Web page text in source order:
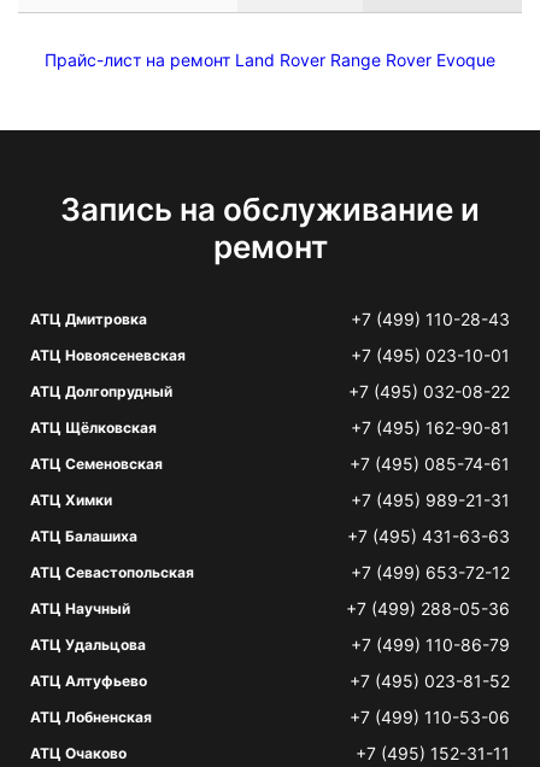
Прайс-лист на ремонт Land Rover Range Rover Evoque
Запись на обслуживание и
ремонт
АТЦ Дмитровка +7 (499) 110-28-43
АТЦ Новоясеневская +7 (495) 023-10-01
АТЦ Долгопрудный +7 (495) 032-08-22
АТЦ Щёлковская +7 (495) 162-90-81
АТЦ Семеновская +7 (495) 085-74-61
АТЦ Химки +7 (495) 989-21-31
АТЦ Балашиха +7 (495) 431-63-63
АТЦ Севастопольская +7 (499) 653-72-12
АТЦ Научный +7 (499) 288-05-36
АТЦ Удальцова +7 (499) 110-86-79
АТЦ Алтуфьево +7 (495) 023-81-52
АТЦ Лобненская +7 (499) 110-53-06
АТЦ Очаково +7 (495) 152-31-11